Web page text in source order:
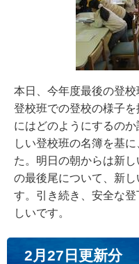
本日、今年度最後の登
登校班での登校の様子
にはどのようにするの
しい登校班の名簿を基
た。明日の朝からは新
の最後尾について、新
す。引き続き、安全な
しいです。
2月27日更新分